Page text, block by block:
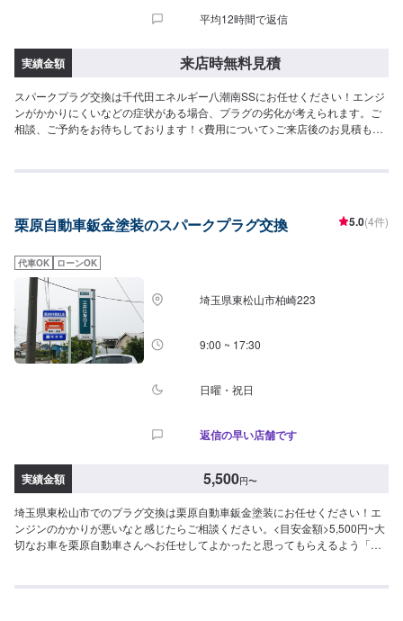
平均12時間で返信
実績金額 来店時無料見積
スパークプラグ交換は千代田エネルギー八潮南SSにお任せください！エンジ
ンがかかりにくいなどの症状がある場合、プラグの劣化が考えられます。ご
相談、ご予約をお待ちしております！<費用について>ご来店後のお見積もり
栗原自動車鈑金塗装のスパークプラグ交換 5.0(4件)
代車OK ローンOK
埼玉県東松山市柏崎223
9:00 ~ 17:30
日曜・祝日
返信の早い店舗です
実績金額 5,500円〜
埼玉県東松山市でのプラグ交換は栗原自動車鈑金塗装にお任せください！エ
ンジンのかかりが悪いなと感じたらご相談ください。<目安金額>5,500円~大
切なお車を栗原自動車さんへお任せしてよかったと思ってもらえるよう「親
力し、安心運転のための整備・修理、車をもっと楽しむためのレストアやカ